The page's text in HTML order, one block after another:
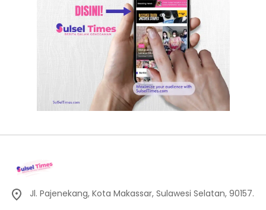
Jl. Pajenekang, Kota Makassar, Sulawesi Selatan, 90157.